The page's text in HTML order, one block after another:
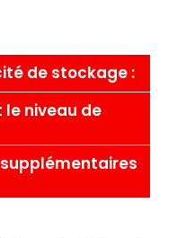
de stockage :
niveau de